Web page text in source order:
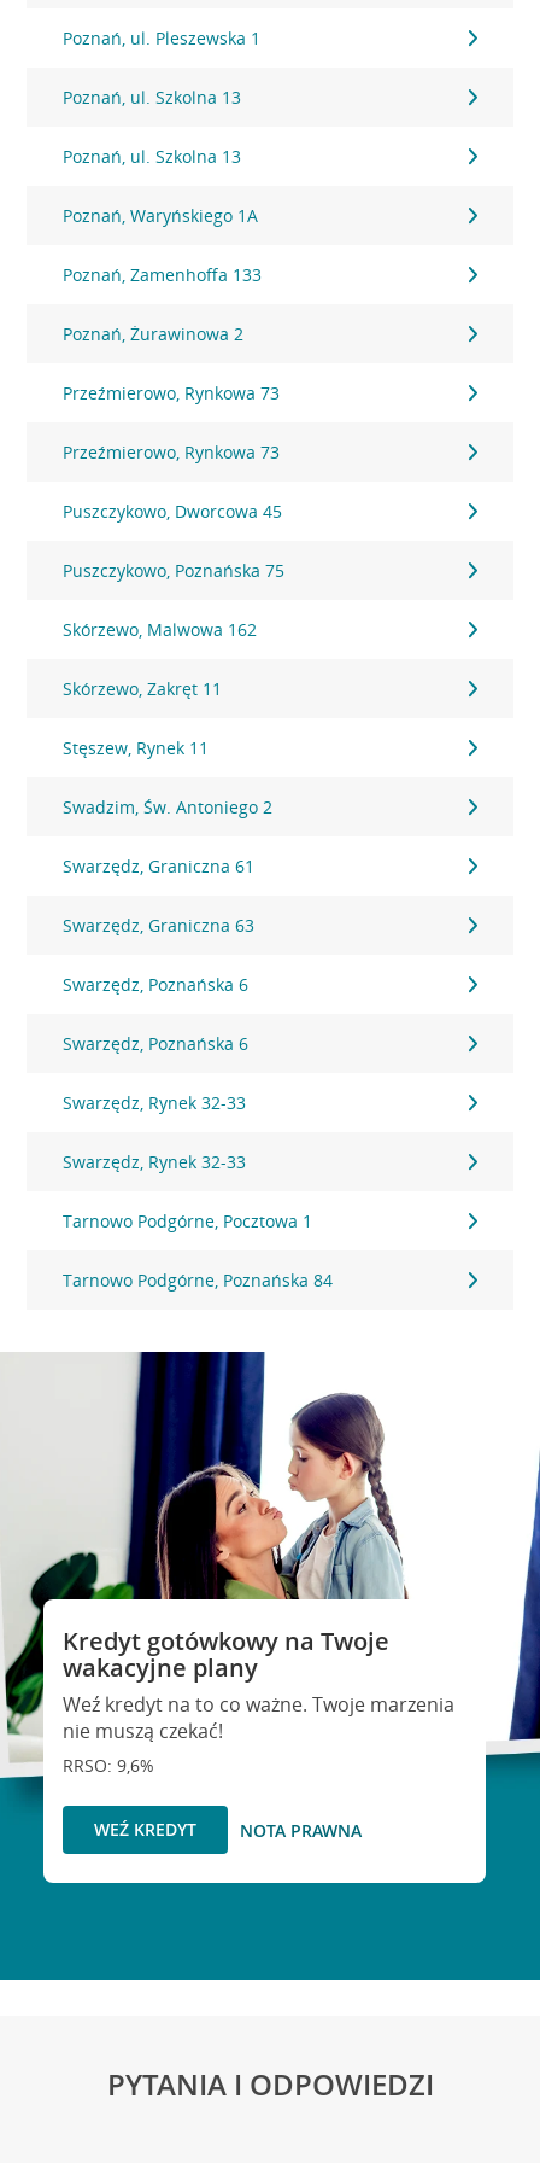
Poznań, ul. Pleszewska 1
Poznań, ul. Szkolna 13
Poznań, ul. Szkolna 13
Poznań, Waryńskiego 1A
Poznań, Zamenhoffa 133
Poznań, Żurawinowa 2
Przeźmierowo, Rynkowa 73
Przeźmierowo, Rynkowa 73
Puszczykowo, Dworcowa 45
Puszczykowo, Poznańska 75
Skórzewo, Malwowa 162
Skórzewo, Zakręt 11
Stęszew, Rynek 11
Swadzim, Św. Antoniego 2
Swarzędz, Graniczna 61
Swarzędz, Graniczna 63
Swarzędz, Poznańska 6
Swarzędz, Poznańska 6
Swarzędz, Rynek 32-33
Swarzędz, Rynek 32-33
Tarnowo Podgórne, Pocztowa 1
Tarnowo Podgórne, Poznańska 84
Kredyt gotówkowy na Twoje
wakacyjne plany
Weź kredyt na to co ważne. Twoje marzenia
nie muszą czekać!
RRSO: 9,6%
WEŹ KREDYT NOTA PRAWNA
PYTANIA I ODPOWIEDZI